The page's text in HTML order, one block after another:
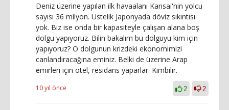
Deniz üzerine yapılan ilk havaalanı Kansai'nin yolcu
sayısı 36 milyon. Üstelik Japonyada döviz sıkıntısı
yok. Biz ise onda bir kapasiteyle çalışan alana boş
dolgu yapıyoruz. Bilin bakalım bu dolguyu kim için
yapıyoruz? O dolgunun krizdeki ekonomimizi
canlandıracağına eminiz. Belki de üzerine Arap
emirleri için otel, residans yaparlar. Kimbilir.
10 yıl önce 2 2